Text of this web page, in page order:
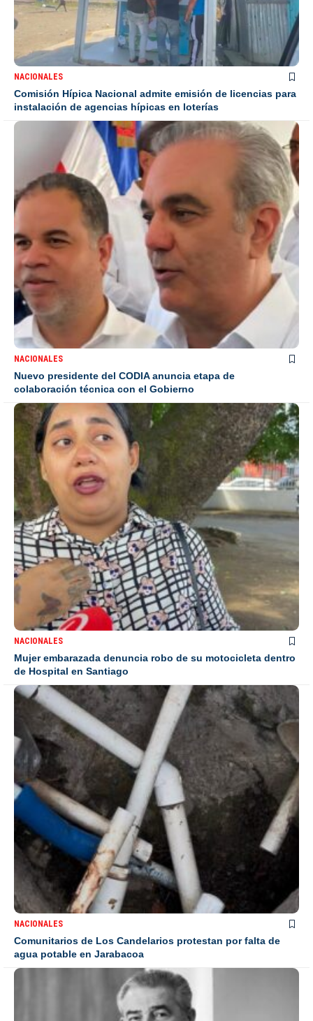
NACIONALES
Comisión Hípica Nacional admite emisión de licencias para
instalación de agencias hípicas en loterías
NACIONALES
Nuevo presidente del CODIA anuncia etapa de
colaboración técnica con el Gobierno
NACIONALES
Mujer embarazada denuncia robo de su motocicleta dentro
de Hospital en Santiago
NACIONALES
Comunitarios de Los Candelarios protestan por falta de
agua potable en Jarabacoa